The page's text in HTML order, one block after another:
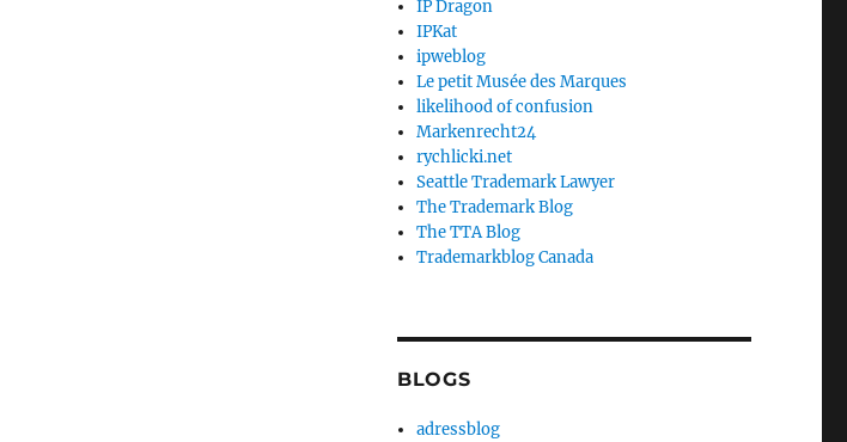
IP Dragon
IPKat
ipweblog
Le petit Musée des Marques
likelihood of confusion
Markenrecht24
rychlicki.net
Seattle Trademark Lawyer
The Trademark Blog
The TTA Blog
Trademarkblog Canada
BLOGS
adressblog